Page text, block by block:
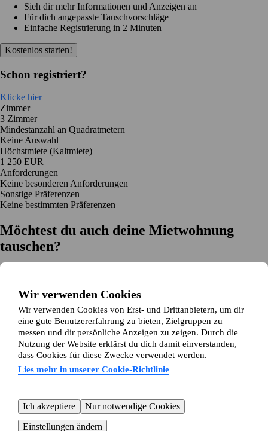
Wir verwenden Cookies
Wir verwenden Cookies von Erst- und Drittanbietern, um dir
eine gute Benutzererfahrung zu bieten, Zielgruppen zu
messen und dir persönliche Anzeigen zu zeigen. Durch die
Nutzung der Website erklärst du dich damit einverstanden,
dass Cookies für diese Zwecke verwendet werden.
Lies mehr in unserer Cookie-Richtlinie
Ich akzeptiere
Nur notwendige Cookies
Einstellungen ändern
Sieh dir mehr Informationen und Anzeigen an
Für dich angepasste Tauschvorschläge
Einfache Registrierung in 2 Minuten
Kostenlos starten!
Schon registriert?
Klicke hier
Zimmer
3 Zimmer
Mindestanzahl an Quadratmetern
Keine Auswahl
Höchstmiete (Kaltmiete)
1 250 EUR
Anforderungen
Keine besonderen Anforderungen
Sonstige Präferenzen
Keine bestimmten Präferenzen
Möchtest du auch deine Mietwohnung
tauschen?
Einfache Registrierung in 2 Minuten
Jetzt gratis loslegen
Loslegen
Jetzt gratis loslegen Anzeigen suchenAnmelden
Mehr lesen
Neuigkeiten und Tipps
Über Wohnungsswap.de
Kundenservice
Hilfe
E-Mail-Adresse:info@wohnungsswap.de